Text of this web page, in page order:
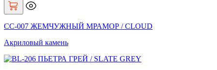
CC-007 ЖЕМЧУЖНЫЙ МРАМОР / CLOUD
Акриловый камень